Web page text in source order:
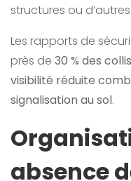
structures ou
Les rapports de
près de 30 % des
visibilité réduite
signalisation au sol.
absence